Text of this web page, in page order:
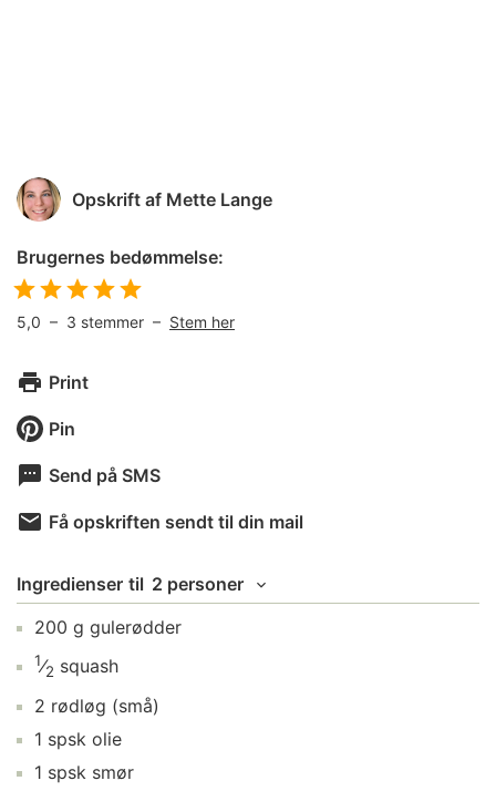
Opskrift af Mette Lange
Brugernes bedømmelse:
5,0 – 3 stemmer – Stem her
Print
Pin
Send på SMS
Få opskriften sendt til din mail
Ingredienser til 2 personer
200 g gulerødder
1⁄2 squash
2 rødløg (små)
1 spsk olie
1 spsk smør